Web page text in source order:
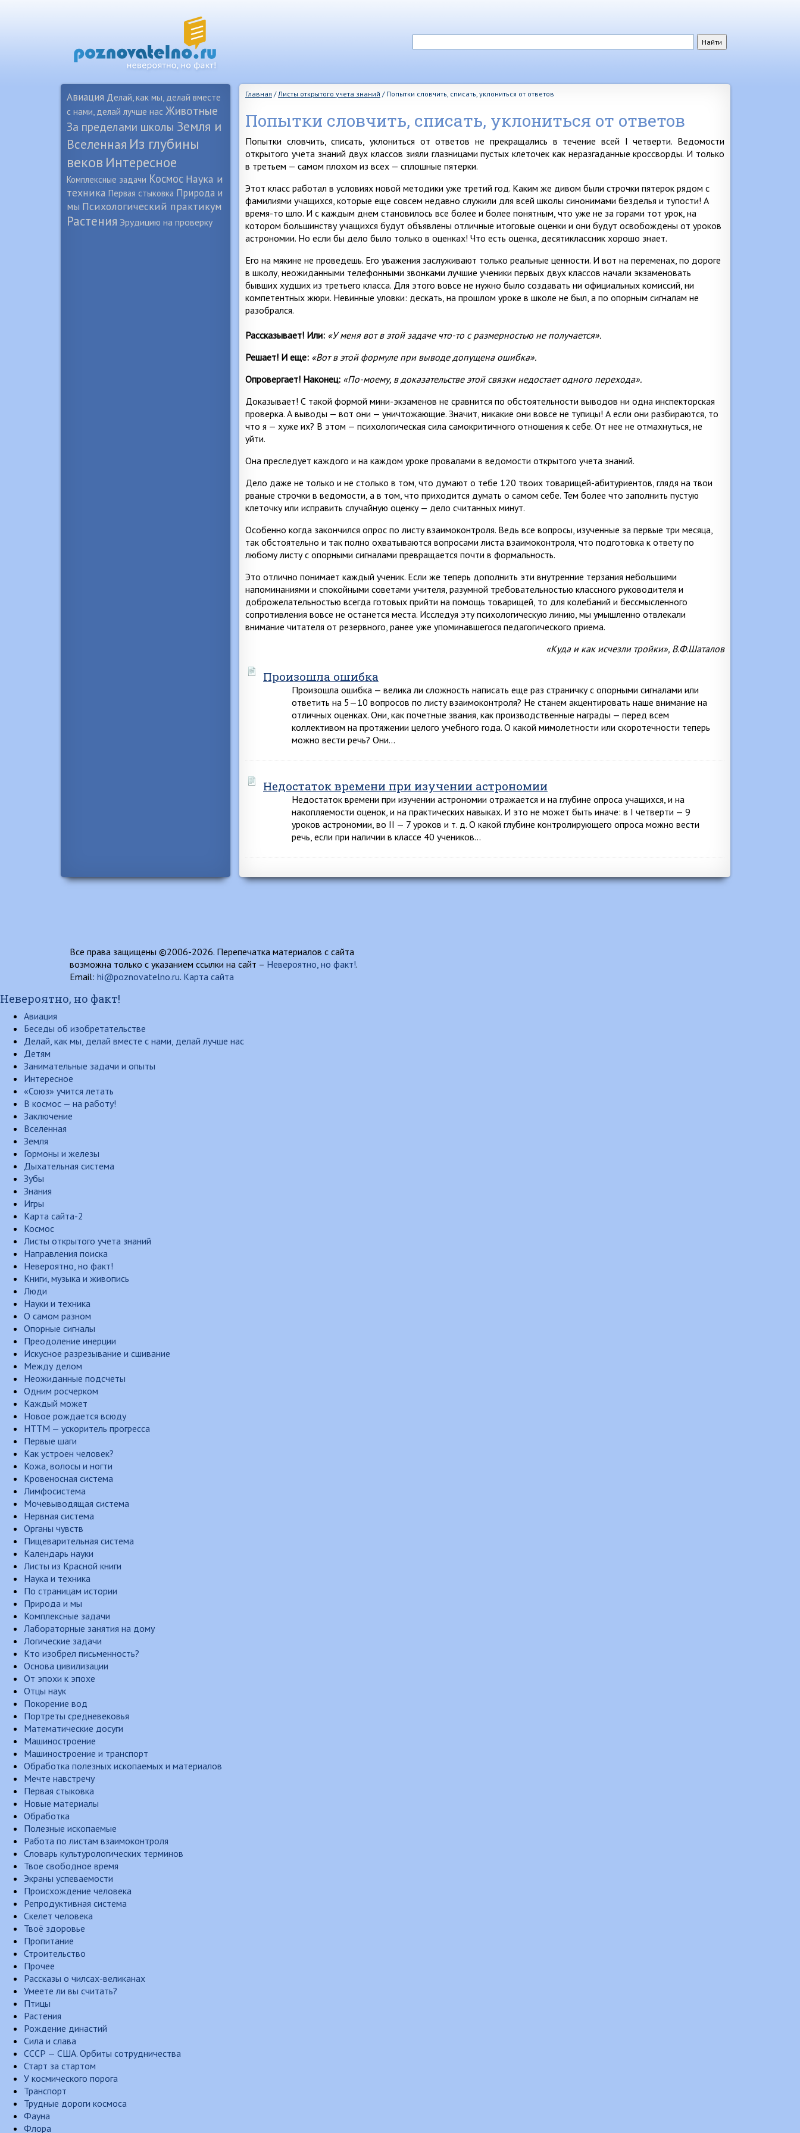
Авиация Делай, как мы, делай вместе
с нами, делай лучше нас Животные
За пределами школы Земля и
Вселенная Из глубины
веков Интересное
Комплексные задачи Космос Наука и
техника Первая стыковка Природа и
мы Психологический практикум
Растения Эрудицию на проверку
Главная /Листы открытого учета знаний / Попытки словчить, списать, уклониться от ответов
Попытки словчить, списать, уклониться от ответов
Попытки словчить, списать, уклониться от ответов не прекращались в течение всей I четверти. Ведомости
открытого учета знаний двух классов зияли глазницами пустых клеточек как неразгаданные кроссворды. И только
в третьем — самом плохом из всех — сплошные пятерки.
Этот класс работал в условиях новой методики уже третий год. Каким же дивом были строчки пятерок рядом с
фамилиями учащихся, которые еще совсем недавно служили для всей школы синонимами безделья и тупости! А
время-то шло. И с каждым днем становилось все более и более понятным, что уже не за горами тот урок, на
котором большинству учащихся будут объявлены отличные итоговые оценки и они будут освобождены от уроков
астрономии. Но если бы дело было только в оценках! Что есть оценка, десятиклассник хорошо знает.
Его на мякине не проведешь. Его уважения заслуживают только реальные ценности. И вот на переменах, по дороге
в школу, неожиданными телефонными звонками лучшие ученики первых двух классов начали экзаменовать
бывших худших из третьего класса. Для этого вовсе не нужно было создавать ни официальных комиссий, ни
компетентных жюри. Невинные уловки: дескать, на прошлом уроке в школе не был, а по опорным сигналам не
разобрался.
Рассказывает! Или: «У меня вот в этой задаче что-то с размерностью не получается».
Решает! И еще: «Вот в этой формуле при выводе допущена ошибка».
Опровергает! Наконец: «По-моему, в доказательстве этой связки недостает одного перехода».
Доказывает! С такой формой мини-экзаменов не сравнится по обстоятельности выводов ни одна инспекторская
проверка. А выводы — вот они — уничтожающие. Значит, никакие они вовсе не тупицы! А если они разбираются, то
что я — хуже их? В этом — психологическая сила самокритичного отношения к себе. От нее не отмахнуться, не
уйти.
Она преследует каждого и на каждом уроке провалами в ведомости открытого учета знаний.
Дело даже не только и не столько в том, что думают о тебе 120 твоих товарищей-абитуриентов, глядя на твои
рваные строчки в ведомости, а в том, что приходится думать о самом себе. Тем более что заполнить пустую
клеточку или исправить случайную оценку — дело считанных минут.
Особенно когда закончился опрос по листу взаимоконтроля. Ведь все вопросы, изученные за первые три месяца,
так обстоятельно и так полно охватываются вопросами листа взаимоконтроля, что подготовка к ответу по
любому листу с опорными сигналами превращается почти в формальность.
Это отлично понимает каждый ученик. Если же теперь дополнить эти внутренние терзания небольшими
напоминаниями и спокойными советами учителя, разумной требовательностью классного руководителя и
доброжелательностью всегда готовых прийти на помощь товарищей, то для колебаний и бессмысленного
сопротивления вовсе не останется места. Исследуя эту психологическую линию, мы умышленно отвлекали
внимание читателя от резервного, ранее уже упоминавшегося педагогического приема.
«Куда и как исчезли тройки», В.Ф.Шаталов
Произошла ошибка
Произошла ошибка — велика ли сложность написать еще раз страничку с опорными сигналами или
ответить на 5—10 вопросов по листу взаимоконтроля? Не станем акцентировать наше внимание на
отличных оценках. Они, как почетные звания, как производственные награды — перед всем
коллективом на протяжении целого учебного года. О какой мимолетности или скоротечности теперь
можно вести речь? Они…
Недостаток времени при изучении астрономии
Недостаток времени при изучении астрономии отражается и на глубине опроса учащихся, и на
накопляемости оценок, и на практических навыках. И это не может быть иначе: в I четверти — 9
уроков астрономии, во II — 7 уроков и т. д. О какой глубине контролирующего опроса можно вести
речь, если при наличии в классе 40 учеников…
Все права защищены ©2006-2026. Перепечатка материалов с сайта
возможна только с указанием ссылки на сайт – Невероятно, но факт!.
Email: hi@poznovatelno.ru. Карта сайта
Невероятно, но факт!
Авиация
Беседы об изобретательстве
Делай, как мы, делай вместе с нами, делай лучше нас
Детям
Занимательные задачи и опыты
Интересное
«Союз» учится летать
В космос — на работу!
Заключение
Вселенная
Земля
Гормоны и железы
Дыхательная система
Зубы
Знания
Игры
Карта сайта-2
Космос
Листы открытого учета знаний
Направления поиска
Невероятно, но факт!
Книги, музыка и живопись
Люди
Науки и техника
О самом разном
Опорные сигналы
Преодоление инерции
Искусное разрезывание и сшивание
Между делом
Неожиданные подсчеты
Одним росчерком
Каждый может
Новое рождается всюду
НТТМ — ускоритель прогресса
Первые шаги
Как устроен человек?
Кожа, волосы и ногти
Кровеносная система
Лимфосистема
Мочевыводящая система
Нервная система
Органы чувств
Пищеварительная система
Календарь науки
Листы из Красной книги
Наука и техника
По страницам истории
Природа и мы
Комплексные задачи
Лабораторные занятия на дому
Логические задачи
Кто изобрел письменность?
Основа цивилизации
От эпохи к эпохе
Отцы наук
Покорение вод
Портреты средневековья
Математические досуги
Машиностроение
Машиностроение и транспорт
Обработка полезных ископаемых и материалов
Мечте навстречу
Первая стыковка
Новые материалы
Обработка
Полезные ископаемые
Работа по листам взаимоконтроля
Словарь культурологических терминов
Твое свободное время
Экраны успеваемости
Происхождение человека
Репродуктивная система
Скелет человека
Твоё здоровье
Пропитание
Строительство
Прочее
Рассказы о чилсах-великанах
Умеете ли вы считать?
Птицы
Растения
Рождение династий
Сила и слава
СССР — США. Орбиты сотрудничества
Старт за стартом
У космического порога
Транспорт
Трудные дороги космоса
Фауна
Флора